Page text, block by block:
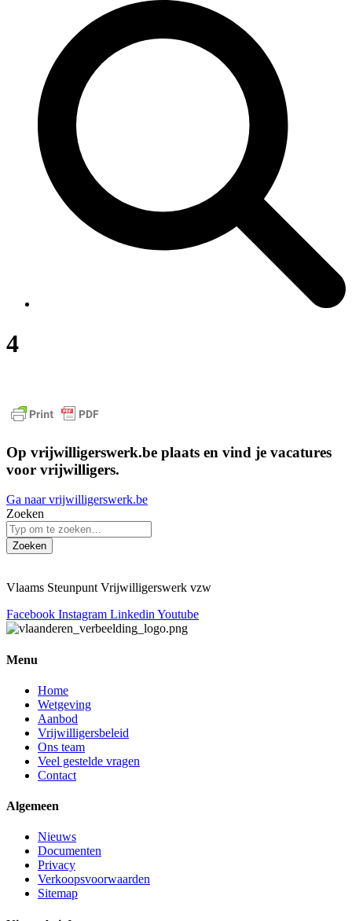
4
Op vrijwilligerswerk.be plaats en vind je vacatures
voor vrijwilligers.
Ga naar vrijwilligerswerk.be
Zoeken
Zoeken
Vlaams Steunpunt Vrijwilligerswerk vzw
Facebook Instagram Linkedin Youtube
Menu
Home
Wetgeving
Aanbod
Vrijwilligersbeleid
Ons team
Veel gestelde vragen
Contact
Algemeen
Nieuws
Documenten
Privacy
Verkoopsvoorwaarden
Sitemap